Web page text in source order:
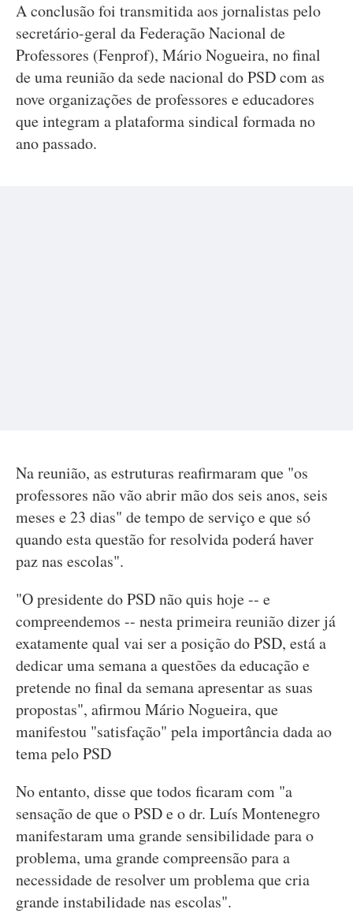
A conclusão foi transmitida aos jornalistas pelo
secretário-geral da Federação Nacional de
Professores (Fenprof), Mário Nogueira, no final
de uma reunião da sede nacional do PSD com as
nove organizações de professores e educadores
que integram a plataforma sindical formada no
ano passado.
Na reunião, as estruturas reafirmaram que "os
professores não vão abrir mão dos seis anos, seis
meses e 23 dias" de tempo de serviço e que só
quando esta questão for resolvida poderá haver
paz nas escolas".
"O presidente do PSD não quis hoje -- e
compreendemos -- nesta primeira reunião dizer já
exatamente qual vai ser a posição do PSD, está a
dedicar uma semana a questões da educação e
pretende no final da semana apresentar as suas
propostas", afirmou Mário Nogueira, que
manifestou "satisfação" pela importância dada ao
tema pelo PSD
No entanto, disse que todos ficaram com "a
sensação de que o PSD e o dr. Luís Montenegro
manifestaram uma grande sensibilidade para o
problema, uma grande compreensão para a
necessidade de resolver um problema que cria
grande instabilidade nas escolas".